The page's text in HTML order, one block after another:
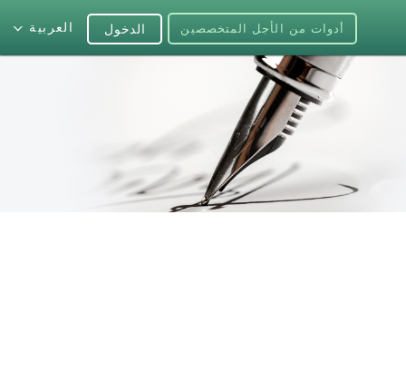
أدوات من الأجل المتخصصين العربية الدخول